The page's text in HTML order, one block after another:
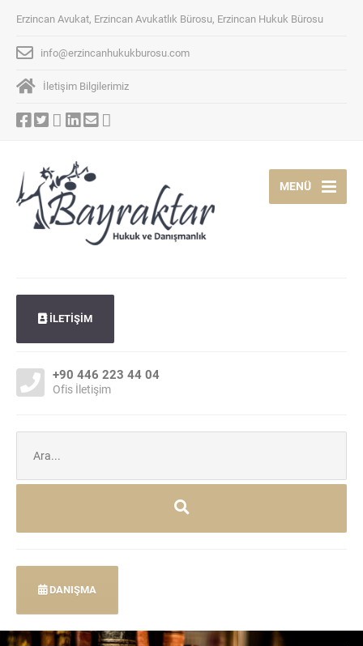
Erzincan Avukat, Erzincan Avukatlık Bürosu, Erzincan Hukuk Bürosu
info@erzincanhukukburosu.com
İletişim Bilgilerimiz
İLETİŞİM
+90 446 223 44 04
Ofis İletişim
MENÜ
ara:
DANIŞMA